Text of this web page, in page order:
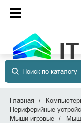
Главная
Периферийные
Мыши игровые